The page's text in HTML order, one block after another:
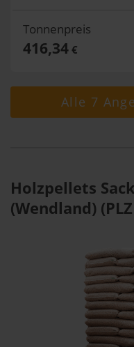
Tonnenpreis
416,34€
Alle 7
Holzpellets
(Wendland)